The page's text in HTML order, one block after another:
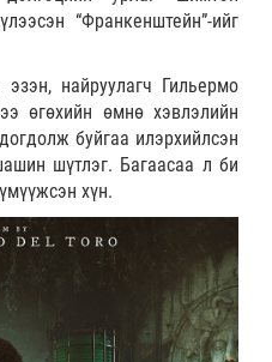
“Франкенштейн”-ийг
эзэн, найруулагч Гильермо
өгөхийн өмнө хэвлэлийн
буйгаа илэрхийлсэн
шүтлэг. Багаасаа л би
хүн.